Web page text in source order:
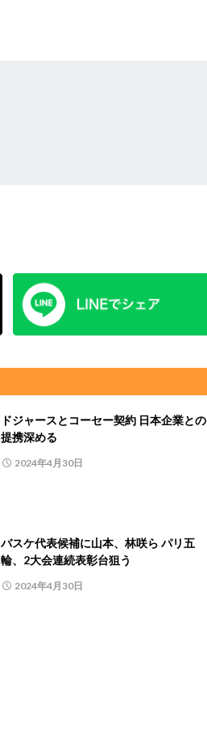
ドジャースとコーセー契約 日本企業との
提携深める
2024年4月30日
バスケ代表候補に山本、林咲ら パリ五
輪、2大会連続表彰台狙う
2024年4月30日